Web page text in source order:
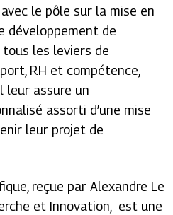
le pôle sur la mise en
développement de
tous les leviers de
RH et compétence,
leur assure un
assorti d’une mise
leur projet de
reçue par Alexandre Le
et Innovation, est une